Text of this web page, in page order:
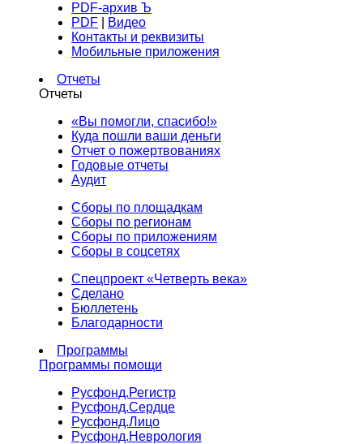
PDF-архив Ъ
PDF
Видео
Контакты и реквизиты
Мобильные приложения
Отчеты
Отчеты
«Вы помогли, спасибо!»
Куда пошли ваши деньги
Отчет о пожертвованиях
Годовые отчеты
Аудит
Сборы по площадкам
Сборы по регионам
Сборы по приложениям
Сборы в соцсетях
Спецпроект «Четверть века»
Сделано
Бюллетень
Благодарности
Программы
Программы помощи
Русфонд.Регистр
Русфонд.Сердце
Русфонд.Лицо
Русфонд.Неврология